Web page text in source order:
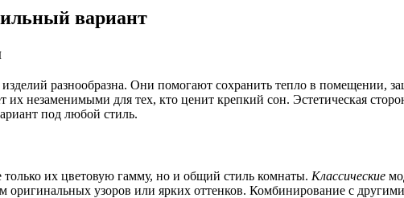
вариант
разнообразна. Они помогают сохранить тепло в помещении,
их незаменимыми для тех, кто ценит крепкий сон. Эстетическая
под любой стиль.
их цветовую гамму, но и общий стиль комнаты. Классические
оригинальных узоров или ярких оттенков. Комбинирование с